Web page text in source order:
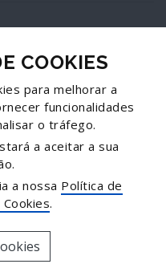
COOKIES
para melhorar a
funcionalidades
o tráfego.
a aceitar a sua
a nossa Política de
.